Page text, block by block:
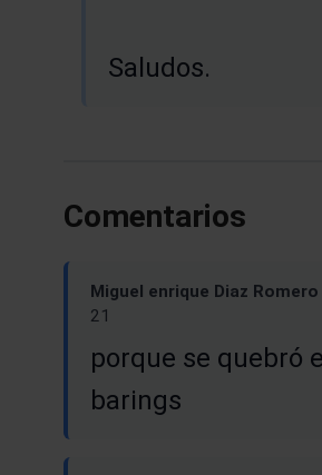
Saludos.
Comentarios
Miguel enrique Diaz Romero
21
porque se quebró
barings